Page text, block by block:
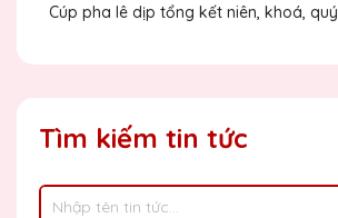
Cúp pha lê dịp tổng kết niên, khoá,
Tìm kiếm tin tức